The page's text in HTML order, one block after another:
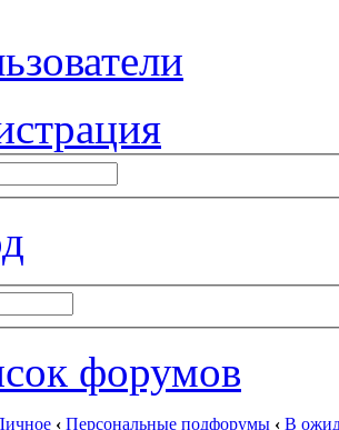
форумов
‹ Персональные подфорумы ‹ В